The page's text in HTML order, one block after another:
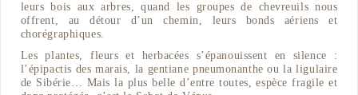
leurs bois aux arbres, quand les groupes de chevreuils nous
offrent, au détour d’un chemin, leurs bonds aériens et
chorégraphiques.
Les plantes, fleurs et herbacées s’épanouissent en silence :
l’épipactis des marais, la gentiane pneumonanthe ou la ligulaire
de Sibérie… Mais la plus belle d’entre toutes, espèce fragile et